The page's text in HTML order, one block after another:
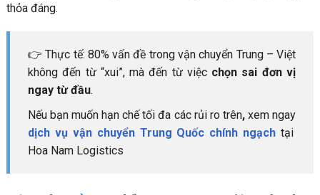
thỏa đáng.
👉 Thực tế: 80% vấn đề trong vận chuyển Trung – Việt
không đến từ “xui”, mà đến từ việc chọn sai đơn vị
ngay từ đầu.
Nếu bạn muốn hạn chế tối đa các rủi ro trên,xem ngay
dịch vụ vận chuyển Trung Quốc chính ngạch tại
Hoa Nam Logistics